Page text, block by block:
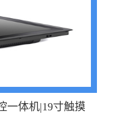
一体机|19寸触摸